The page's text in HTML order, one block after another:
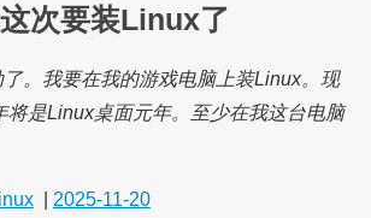
次要装Linux了
。我要在我的游戏电脑上装Linux。现
将是Linux桌面元年。至少在我这台电脑
linux 2025-11-20